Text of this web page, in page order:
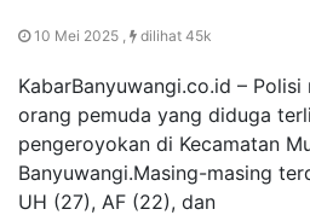
10 Mei 2025 , dilihat 45k
KabarBanyuwangi.co.id –
orang pemuda yang diduga
pengeroyokan di Kecamatan
Banyuwangi.Masing-masing
UH (27), AF (22), dan